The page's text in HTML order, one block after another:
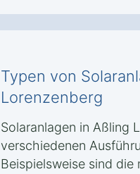
Typen von
Lorenzenberg
Solaranlagen in Aßling
verschiedenen
Beispielsweise sind die